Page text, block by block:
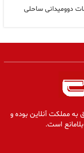
دوومیدانی ساحلی
مملکت آنلاین بوده و
است.